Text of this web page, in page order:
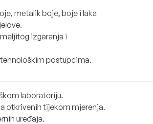
metalik boje, boje i laka
izgaranja i
postupcima.
laboratoriju.
otkrivenih tijekom mjerenja.
uređaja.